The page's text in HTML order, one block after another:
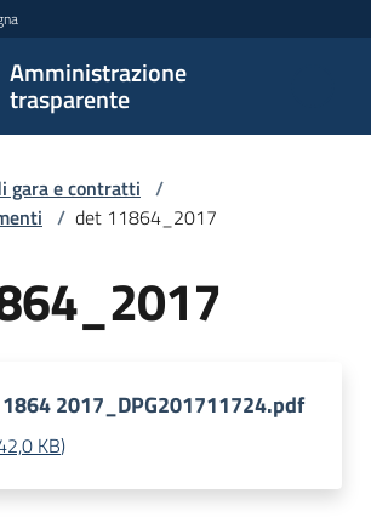
Amministrazione
trasparente
gara e contratti /
/ det 11864_2017
2017_DPG201711724.pdf
KB)